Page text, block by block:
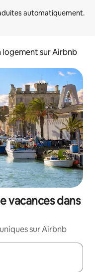
sur Airbnb
vacances dans
sur Airbnb
les flèches vers le